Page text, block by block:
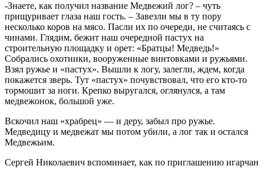
-Знаете, как получил название Медвежий лог? – чуть
прищуривает глаза наш гость. – Завезли мы в ту пору
несколько коров на мясо. Пасли их по очереди, не считаясь с
чинами. Глядим, бежит наш очередной пастух на
строительную площадку и орет: «Братцы! Медведь!»
Собрались охотники, вооруженные винтовками и ружьями.
Взял ружье и «пастух». Вышли к логу, залегли, ждем, когда
покажется зверь. Тут «пастух» почувствовал, что его кто-то
тормошит за ноги. Крепко выругался, оглянулся, а там
медвежонок, большой уже.
Вскочил наш «храбрец» — и деру, забыл про ружье.
Медведицу и медвежат мы потом убили, а лог так и остался
Медвежьим.
Сергей Николаевич вспоминает, как по приглашению игарчан